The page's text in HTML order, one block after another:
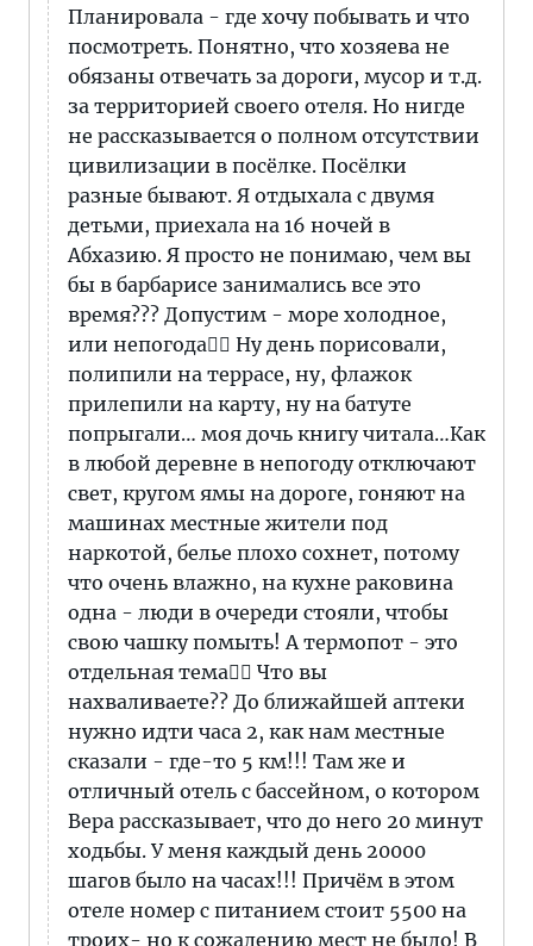
Планировала - где хочу побывать и что
посмотреть. Понятно, что хозяева не
обязаны отвечать за дороги, мусор и т.д.
за территорией своего отеля. Но нигде
не рассказывается о полном отсутствии
цивилизации в посёлке. Посёлки
разные бывают. Я отдыхала с двумя
детьми, приехала на 16 ночей в
Абхазию. Я просто не понимаю, чем вы
бы в барбарисе занимались все это
время??? Допустим - море холодное,
или непогода🤦‍♀️ Ну день порисовали,
полипили на террасе, ну, флажок
прилепили на карту, ну на батуте
попрыгали… моя дочь книгу читала…Как
в любой деревне в непогоду отключают
свет, кругом ямы на дороге, гоняют на
машинах местные жители под
наркотой, белье плохо сохнет, потому
что очень влажно, на кухне раковина
одна - люди в очереди стояли, чтобы
свою чашку помыть! А термопот - это
отдельная тема🤦‍♀️ Что вы
нахваливаете?? До ближайшей аптеки
нужно идти часа 2, как нам местные
сказали - где-то 5 км!!! Там же и
отличный отель с бассейном, о котором
Вера рассказывает, что до него 20 минут
ходьбы. У меня каждый день 20000
шагов было на часах!!! Причём в этом
отеле номер с питанием стоит 5500 на
троих- но к сожалению мест не было! В